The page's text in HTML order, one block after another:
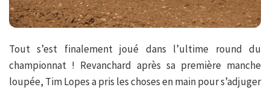
Tout s’est finalement joué dans l’ultime round du
championnat ! Revanchard après sa première manche
loupée, Tim Lopes a pris les choses en main pour s’adjuger